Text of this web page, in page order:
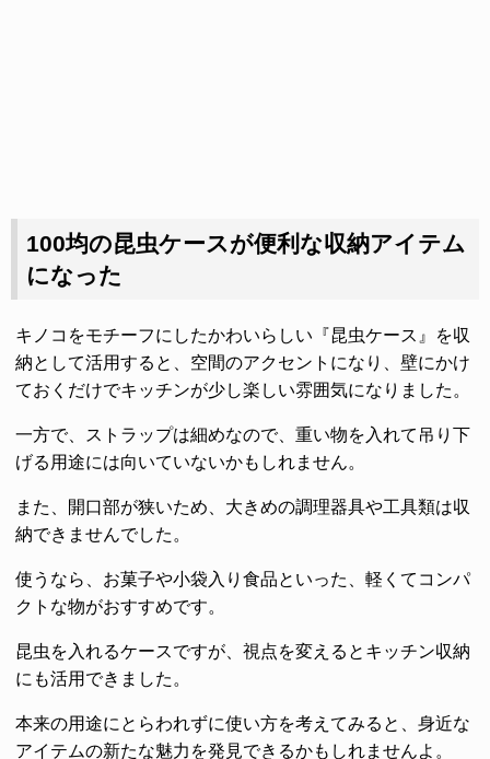
100均の昆虫ケースが便利な収納アイテム
になった
キノコをモチーフにしたかわいらしい『昆虫ケース』を収
納として活用すると、空間のアクセントになり、壁にかけ
ておくだけでキッチンが少し楽しい雰囲気になりました。
一方で、ストラップは細めなので、重い物を入れて吊り下
げる用途には向いていないかもしれません。
また、開口部が狭いため、大きめの調理器具や工具類は収
納できませんでした。
使うなら、お菓子や小袋入り食品といった、軽くてコンパ
クトな物がおすすめです。
昆虫を入れるケースですが、視点を変えるとキッチン収納
にも活用できました。
本来の用途にとらわれずに使い方を考えてみると、身近な
アイテムの新たな魅力を発見できるかもしれませんよ。